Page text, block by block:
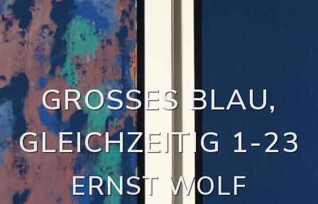
GROSSES BLAU, G
LEICHZEITIG 1-23
ERNST WOLF